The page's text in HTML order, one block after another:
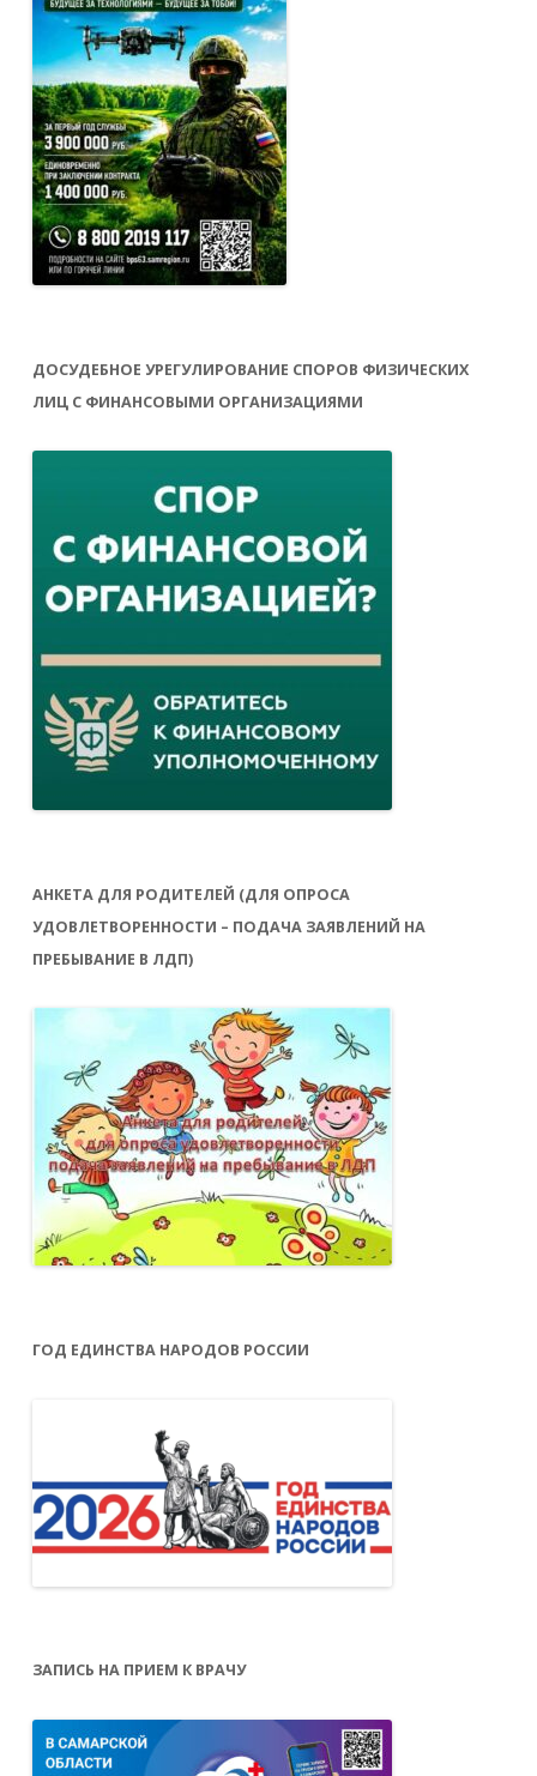
ДОСУДЕБНОЕ УРЕГУЛИРОВАНИЕ СПОРОВ ФИЗИЧЕСКИХ
ЛИЦ С ФИНАНСОВЫМИ ОРГАНИЗАЦИЯМИ
АНКЕТА ДЛЯ РОДИТЕЛЕЙ (ДЛЯ ОПРОСА
УДОВЛЕТВОРЕННОСТИ – ПОДАЧА ЗАЯВЛЕНИЙ НА
ПРЕБЫВАНИЕ В ЛДП)
ГОД ЕДИНСТВА НАРОДОВ РОССИИ
ЗАПИСЬ НА ПРИЕМ К ВРАЧУ